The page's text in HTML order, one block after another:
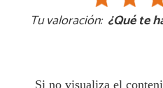
Tu valoración: ¿Qué te
Si no visualiza el